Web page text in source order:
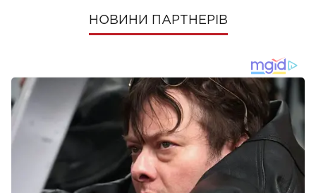
НОВИНИ ПАРТНЕРІВ